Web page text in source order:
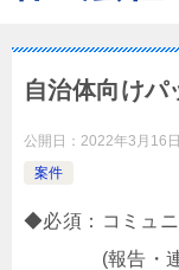
自治体向けパ
公開日： 2022年3月16日
案件
◆必須：コミュ
(報告・連絡